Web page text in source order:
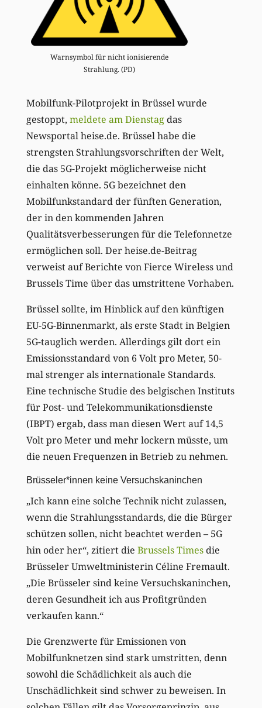
Warnsymbol für nicht ionisierende
Strahlung. (PD)
Mobilfunk-Pilotprojekt in Brüssel wurde
gestoppt, meldete am Dienstagdas
Newsportal heise.de. Brüssel habe die
strengsten Strahlungsvorschriften der Welt,
die das 5G-Projekt möglicherweise nicht
einhalten könne. 5G bezeichnet den
Mobilfunkstandard der fünften Generation,
der in den kommenden Jahren
Qualitätsverbesserungen für die Telefonnetze
ermöglichen soll. Der heise.de-Beitrag
verweist auf Berichte von Fierce Wireless und
Brussels Time über das umstrittene Vorhaben.
Brüssel sollte, im Hinblick auf den künftigen
EU-5G-Binnenmarkt, als erste Stadt in Belgien
5G-tauglich werden. Allerdings gilt dort ein
Emissionsstandard von 6 Volt pro Meter, 50-
mal strenger als internationale Standards.
Eine technische Studie des belgischen Instituts
für Post- und Telekommunikationsdienste
(IBPT) ergab, dass man diesen Wert auf 14,5
Volt pro Meter und mehr lockern müsste, um
die neuen Frequenzen in Betrieb zu nehmen.
Brüsseler*innen keine Versuchskaninchen
„Ich kann eine solche Technik nicht zulassen,
wenn die Strahlungsstandards, die die Bürger
schützen sollen, nicht beachtet werden – 5G
hin oder her“, zitiert die Brussels Timesdie
Brüsseler Umweltministerin Céline Fremault.
„Die Brüsseler sind keine Versuchskaninchen,
deren Gesundheit ich aus Profitgründen
verkaufen kann.“
Die Grenzwerte für Emissionen von
Mobilfunknetzen sind stark umstritten, denn
sowohl die Schädlichkeit als auch die
Unschädlichkeit sind schwer zu beweisen. In